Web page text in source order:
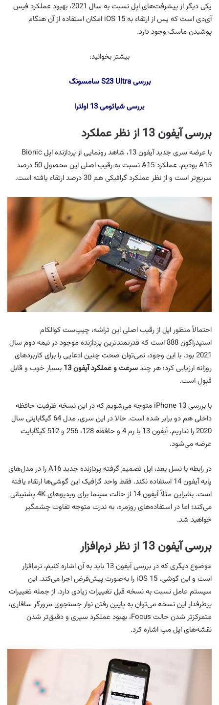
یکی دیگر از پیشرفت‌های اپل نسبت به سال 2021، بهبود عملکرد فیس
آی‌دی است که پس از ارتقاء به iOS 15 امکان استفاده از آن هنگام
پوشیدن ماسک وجود دارد.
بیشتر بخوانید:
بررسی S23 Ultra سامسونگ
بررسی شیائومی 13 اولترا
بررسی آیفون 13 از نظر عملکرد
با عرضه سری جدید آیفون 13، شاهد رونمایی از پردازنده اپل Bionic
A15 بودیم. عملکرد A15 نسبت به رقیب اصلی این محصول 50 درصد
سریع‌تر است و از نظر عملکرد گرافیکی هم 30 درصد ارتقاء یافته است.
احتمالاً منظور اپل از رقیب اصلی این تراشه، چیپ‌ست کوالکام
اسنپدراگون 888 است که قدرتمندترین پردازنده موجود در نیمه دوم سال
2021 بود. با این وجود، نمی‌توان صحت چنین ادعایی را برای کاربردهای
روزانه ارزیابی کرد؛ هر چندسرعت و عملکرد آیفون 13
بسیار خوب و قابل
قبول است.
با بررسی iPhone 13 متوجه می‌شویم که در این نسخه ظرفیت حافظه
داخلی هم دو برابر شده است. حالا در این سری، مدل 64 گیگابایتی سال
2020 را نداریم. آیفون 13 با رم 4 و حافظه 128، 256 و 512 گیگابایت
عرضه می‌شود.
در رابطه با نسل بعد، اپل تصمیم گرفته پردازنده جدید A16 را در مدل‌های
پایه آیفون 14 استفاده نکند. فقط واحد گرافیک این گوشی‌ها ارتقاء یافته
است. بنابراین مثلاً آیفون 14 از حالت سینما برای ویدیوهای 4K پشتیبانی
می‌کند؛ اما در استفاده‌های روزمره، به ندرت متوجه تفاوت چشمگیر
خواهید شد.
بررسی آیفون 13 از نظر نرم‌افزار
موضوع دیگری که در بررسی آیفون 13 باید به آن اشاره کنیم، نرم‌افزار
است و این گوشی، iOS 15 را به‌صورت پیش‌فرض اجرا می‌کند. این
سیستم عامل نسبت به نسخه قبل تغییرات زیادی دارد. از جمله تغییرات
پرطرفدار این نسخه می‌توان به پایین رفتن نوار جستجوی مرورگر سافاری،
متمرکزتر شدن حالت Focus، بهبود عملکرد سیری و دقیق‌تر شدن
نقشه‌های اپل مپ اشاره کرد.